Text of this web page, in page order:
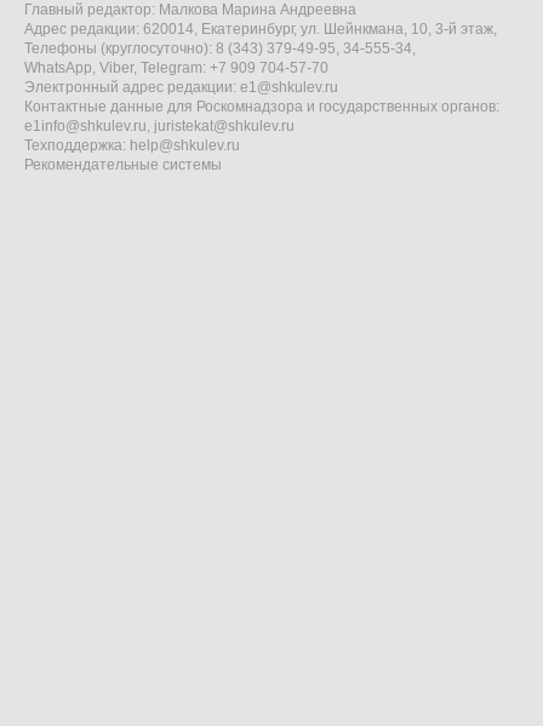
Главный редактор: Малкова Марина Андреевна
Адрес редакции: 620014, Екатеринбург, ул. Шейнкмана, 10, 3-й этаж,
Телефоны (круглосуточно): 8 (343) 379-49-95, 34-555-34,
WhatsApp, Viber, Telegram: +7 909 704-57-70
Электронный адрес редакции: e1@shkulev.ru
Контактные данные для Роскомнадзора и государственных органов:
e1info@shkulev.ru, juristekat@shkulev.ru
Техподдержка: help@shkulev.ru
Рекомендательные системы